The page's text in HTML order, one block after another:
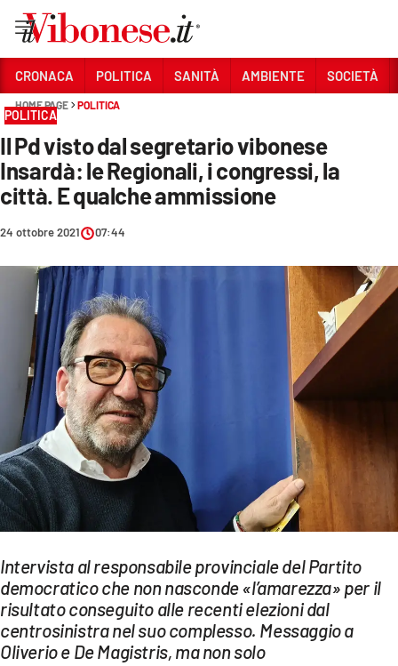
Sezioni
CRONACA
POLITICA
SOCIETÀ
CULTURA
ECONOMIA E LAVORO
EVENTI
SPORT
Streaming
LAC TV
LAC NETWORK
LAC ONAIR
LaC
CRONACA POLITICA SANITÀ AMBIENTE SOCIETÀ
HOME PAGE POLITICA
POLITICA
Il Pd visto dal segretario vibonese
Insardà: le Regionali, i congressi, la
città. E qualche ammissione
24 ottobre 2021 07:44
Intervista al responsabile provinciale del Partito
democratico che non nasconde «l’amarezza» per il
risultato conseguito alle recenti elezioni dal
centrosinistra nel suo complesso. Messaggio a
Oliverio e De Magistris, ma non solo